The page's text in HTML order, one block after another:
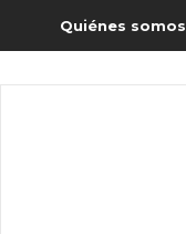
Quiénes somos